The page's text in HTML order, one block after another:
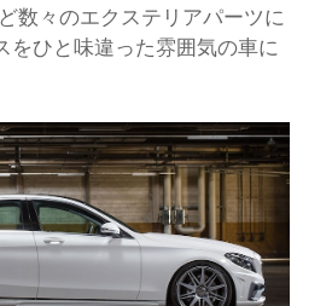
数々のエクステリアパーツに
をひと味違った雰囲気の車に